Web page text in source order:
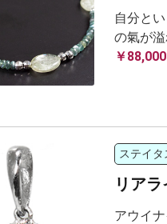
自分と
の氣が
￥88,000
ステイタ
リア
アウイ